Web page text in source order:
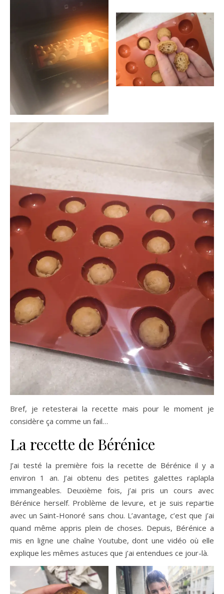
Bref, je retesterai la recette mais pour le moment je
considère ça comme un fail…
La recette de Bérénice
J’ai testé la première fois la recette de Bérénice il y a
environ 1 an. J’ai obtenu des petites galettes raplapla
immangeables. Deuxième fois, j’ai pris un cours avec
Bérénice herself. Problème de levure, et je suis repartie
avec un Saint-Honoré sans chou. L’avantage, c’est que j’ai
quand même appris plein de choses. Depuis, Bérénice a
mis en ligne une chaîne Youtube, dont une vidéo où elle
explique les mêmes astuces que j’ai entendues ce jour-là.